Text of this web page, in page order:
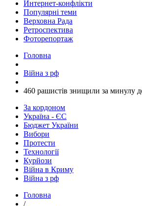
Интернет-конфлікти
Популярні теми
Верховна Рада
Ретроспектива
Фоторепортаж
Головна
Війна з рф
​460 рашистів знищили за минулу
За кордоном
Україна - ЄС
Бюджет України
Вибори
Протести
Технології
Курйози
Війна в Криму
Війна з рф
Головна
/